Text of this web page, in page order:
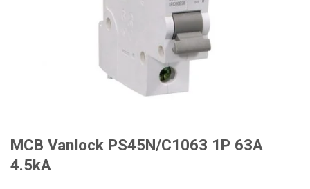
MCB Vanlock PS45N/C1063 1P 63A
4.5kA